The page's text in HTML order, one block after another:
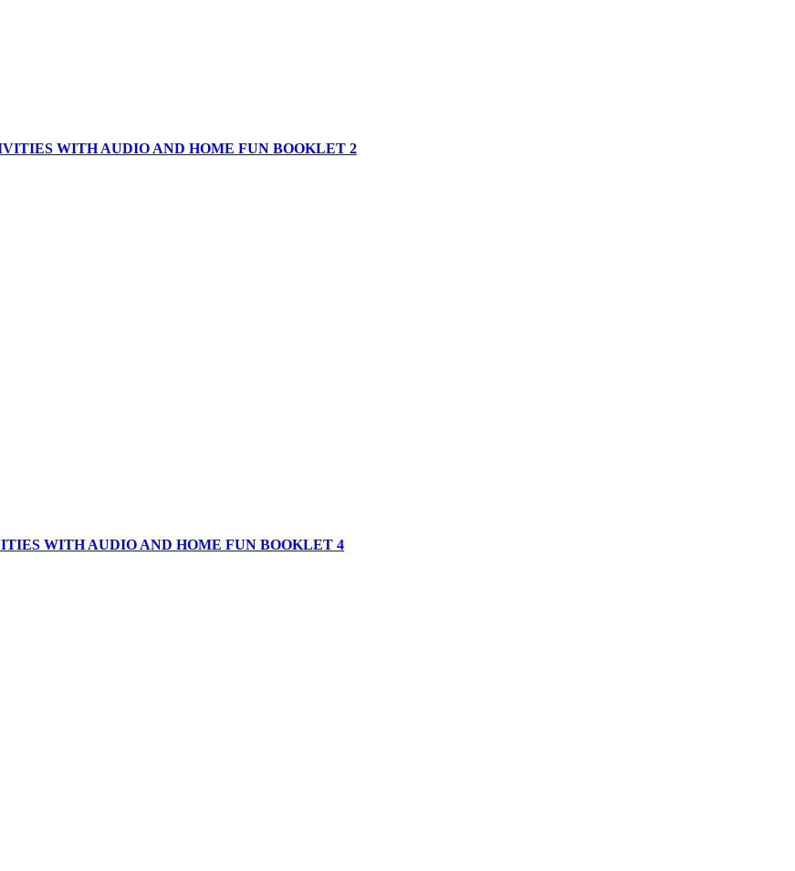
WITH AUDIO AND HOME FUN BOOKLET 2
WITH AUDIO AND HOME FUN BOOKLET 4